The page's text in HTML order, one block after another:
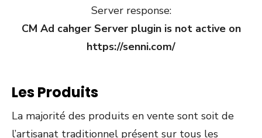
Server response:
CM Ad cahger Server plugin is not active on
https://senni.com/
Les Produits
La majorité des produits en vente sont soit de
l’artisanat traditionnel présent sur tous les